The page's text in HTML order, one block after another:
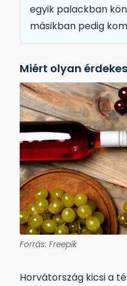
egyik palackban
másikban pedig
Miért olyan
Forrás: Freepik
Horvátország kicsi a